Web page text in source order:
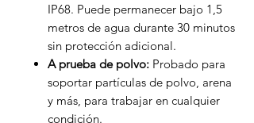
IP68. Puede permanecer bajo 1,5
metros de agua durante 30 minutos
sin protección adicional.
A prueba de polvo: Probado para
soportar partículas de polvo, arena
y más, para trabajar en cualquier
condición.